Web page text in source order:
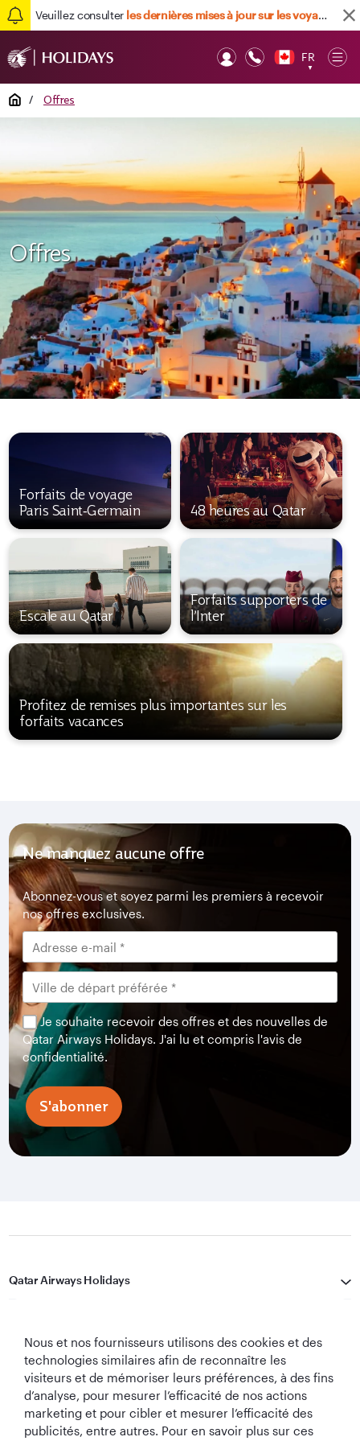
Veuillez consulter les dernières mises à jour sur les voyages ici
FR
▼
Home / Offres
Offres
Forfaits de voyage
Paris Saint‑Germain
48 heures au Qatar
Escale au Qatar
Forfaits supporters de
l’Inter
Profitez de remises plus importantes sur les
forfaits vacances
Ne manquez aucune offre
Abonnez-vous et soyez parmi les premiers à recevoir
nos offres exclusives.
Je souhaite recevoir des offres et des nouvelles de
Qatar Airways Holidays. J'ai lu et compris l'avis de
confidentialité.
S'abonner
Qatar Airways Holidays
Restons Connectés
Nous et nos fournisseurs utilisons des cookies et des
technologies similaires afin de reconnaître les
visiteurs et de mémoriser leurs préférences, à des fins
d’analyse, pour mesurer l’efficacité de nos actions
marketing et pour cibler et mesurer l’efficacité des
publicités, entre autres. Pour en savoir plus sur ces